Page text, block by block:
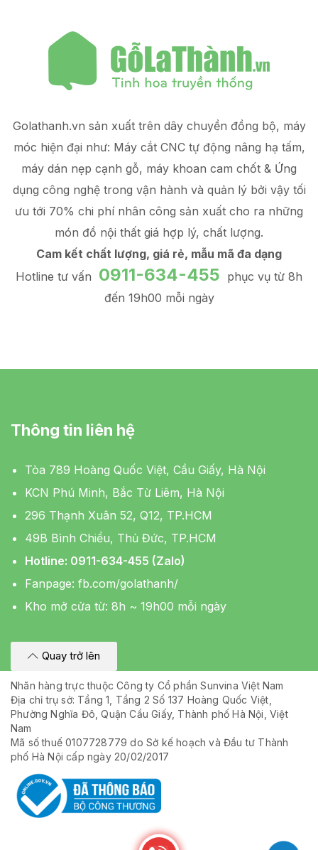
Golathanh.vn sản xuất trên dây chuyền đồng bộ, máy
móc hiện đại như: Máy cắt CNC tự động nâng hạ tấm,
máy dán nẹp cạnh gỗ, máy khoan cam chốt & Ứng
dụng công nghệ trong vận hành và quản lý bởi vậy tối
ưu tới 70% chi phí nhân công sản xuất cho ra những
món đồ nội thất giá hợp lý, chất lượng.
Cam kết chất lượng, giá rẻ, mẫu mã đa dạng
Hotline tư vấn 0911-634-455 phục vụ từ 8h
đến 19h00 mỗi ngày
Thông tin liên hệ
Tòa 789 Hoàng Quốc Việt, Cầu Giấy, Hà Nội
KCN Phú Minh, Bắc Từ Liêm, Hà Nội
296 Thạnh Xuân 52, Q12, TP.HCM
49B Bình Chiểu, Thủ Đức, TP.HCM
Hotline: 0911-634-455 (Zalo)
Fanpage: fb.com/golathanh/
Kho mở cửa từ: 8h ~ 19h00 mỗi ngày
Quay trở lên
Nhãn hàng trực thuộc Công ty Cổ phần Sunvina Việt Nam
Địa chỉ trụ sở: Tầng 1, Tầng 2 Số 137 Hoàng Quốc Việt,
Phường Nghĩa Đô, Quận Cầu Giấy, Thành phố Hà Nội, Việt
Nam
Mã số thuế 0107728779 do Sở kế hoạch và Đầu tư Thành
phố Hà Nội cấp ngày 20/02/2017